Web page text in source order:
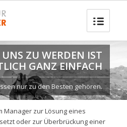
ZU WERDEN IST
GANZ EINFACH
nur zu den Besten gehören.
Manager zur Lösung eines
oder zur Überbrückung einer